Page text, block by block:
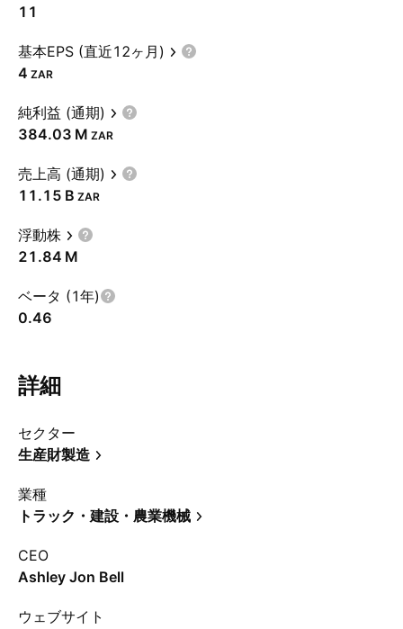
11
基本EPS (直近12ヶ月)
4 ZAR
純利益 (通期)
‪384.03 M‬ ZAR
売上高 (通期)
‪11.15 B‬ ZAR
浮動株
‪21.84 M‬
ベータ (1年)
0.46
詳細
セクター
生産財製造
業種
トラック・建設・農業機械
CEO
Ashley Jon Bell
ウェブサイト